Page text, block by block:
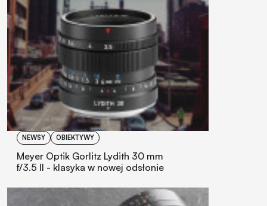
NEWSY OBIEKTYWY
Meyer Optik Gorlitz Lydith 30 mm
f/3.5 II - klasyka w nowej odsłonie